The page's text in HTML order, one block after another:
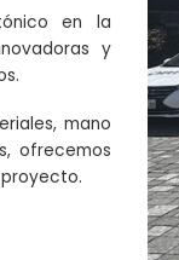
en la
y
mano
ofrecemos